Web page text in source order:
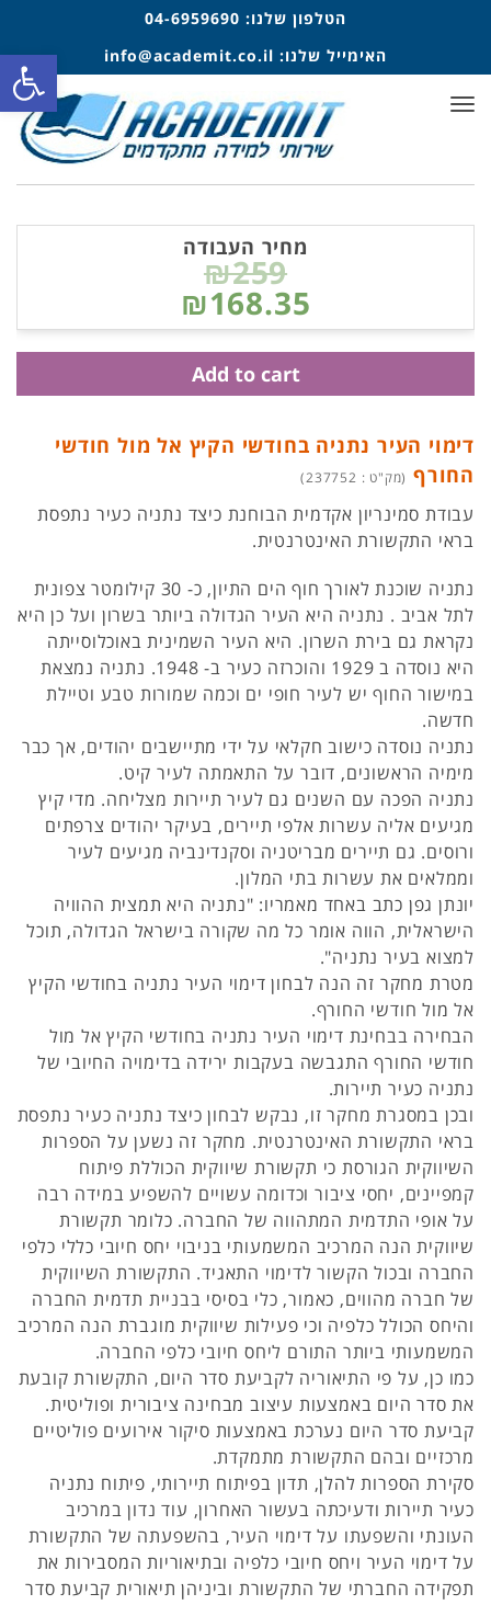
הטלפון שלנו: 04-6959690
האימייל שלנו: info@academit.co.il
תפריט
דימוי העיר נתניה בחודשי הקיץ אל מול חודשי
החורף (מק"ט : 237752)
עבודת סמינריון אקדמית הבוחנת כיצד נתניה כעיר נתפסת
בראי התקשורת האינטרנטית.
נתניה שוכנת לאורך חוף הים התיון, כ- 30 קילומטר צפונית
לתל אביב . נתניה היא העיר הגדולה ביותר בשרון ועל כן היא
נקראת גם בירת השרון. היא העיר השמינית באוכלוסייתה
היא נוסדה ב 1929 והוכרזה כעיר ב- 1948. נתניה נמצאת
במישור החוף יש לעיר חופי ים וכמה שמורות טבע וטיילת
חדשה.
נתניה נוסדה כישוב חקלאי על ידי מתיישבים יהודים, אך כבר
מימיה הראשונים, דובר על התאמתה לעיר קיט.
נתניה הפכה עם השנים גם לעיר תיירות מצליחה. מדי קיץ
מגיעים אליה עשרות אלפי תיירים, בעיקר יהודים צרפתים
ורוסים. גם תיירים מבריטניה וסקנדינביה מגיעים לעיר
וממלאים את עשרות בתי המלון.
יונתן גפן כתב באחד מאמריו: "נתניה היא תמצית ההוויה
הישראלית, הווה אומר כל מה שקורה בישראל הגדולה, תוכל
למצוא בעיר נתניה".
מטרת מחקר זה הנה לבחון דימוי העיר נתניה בחודשי הקיץ
אל מול חודשי החורף.
הבחירה בבחינת דימוי העיר נתניה בחודשי הקיץ אל מול
חודשי החורף התגבשה בעקבות ירידה בדימויה החיובי של
נתניה כעיר תיירות.
ובכן במסגרת מחקר זו, נבקש לבחון כיצד נתניה כעיר נתפסת
בראי התקשורת האינטרנטית. מחקר זה נשען על הספרות
השיווקית הגורסת כי תקשורת שיווקית הכוללת פיתוח
קמפיינים, יחסי ציבור וכדומה עשויים להשפיע במידה רבה
על אופי התדמית המתהווה של החברה. כלומר תקשורת
שיווקית הנה המרכיב המשמעותי בניבוי יחס חיובי כללי כלפי
החברה ובכול הקשור לדימוי התאגיד. התקשורת השיווקית
של חברה מהווים, כאמור, כלי בסיסי בבניית תדמית החברה
והיחס הכולל כלפיה וכי פעילות שיווקית מוגברת הנה המרכיב
המשמעותי ביותר התורם ליחס חיובי כלפי החברה.
כמו כן, על פי התיאוריה לקביעת סדר היום, התקשורת קובעת
את סדר היום באמצעות עיצוב מבחינה ציבורית ופוליטית.
קביעת סדר היום נערכת באמצעות סיקור אירועים פוליטיים
מרכזיים ובהם התקשורת מתמקדת.
סקירת הספרות להלן, תדון בפיתוח תיירותי, פיתוח נתניה
כעיר תיירות ודעיכתה בעשור האחרון, עוד נדון במרכיב
העונתי והשפעתו על דימוי העיר, בהשפעתה של התקשורת
על דימוי העיר ויחס חיובי כלפיה ובתיאוריות המסבירות את
תפקידה החברתי של התקשורת וביניהן תיאורית קביעת סדר
מחיר העבודה
₪259
₪168.35
Add to cart
פתח